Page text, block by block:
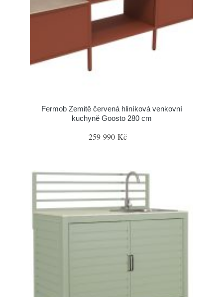
Fermob Zemitě červená hliníková venkovní
kuchyně Goosto 280 cm
259 990 Kč